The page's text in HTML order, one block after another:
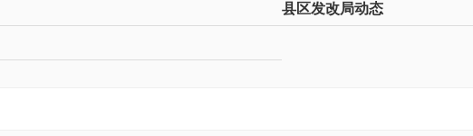
县区发改局动态